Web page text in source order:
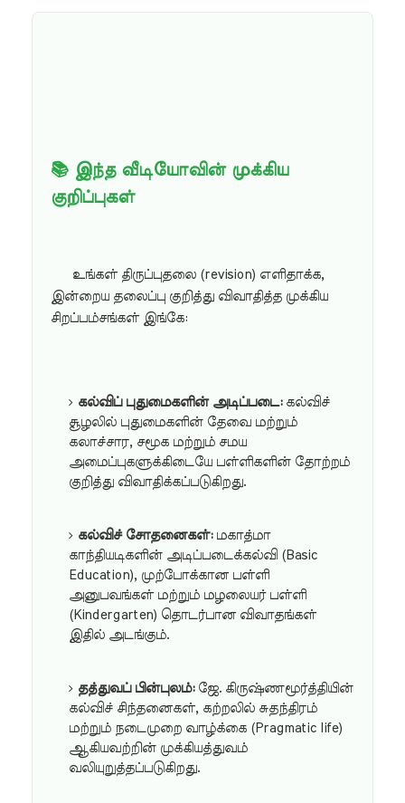
📚 இந்த வீடியோவின் முக்கிய
குறிப்புகள்
உங்கள் திருப்புதலை (revision) எளிதாக்க,
இன்றைய தலைப்பு குறித்து விவாதித்த முக்கிய
சிறப்பம்சங்கள் இங்கே:
கல்விப் புதுமைகளின் அடிப்படை:கல்விச்
சூழலில் புதுமைகளின் தேவை மற்றும்
கலாச்சார, சமூக மற்றும் சமய
அமைப்புகளுக்கிடையே பள்ளிகளின் தோற்றம்
குறித்து விவாதிக்கப்படுகிறது.
கல்விச் சோதனைகள்:மகாத்மா
காந்தியடிகளின் அடிப்படைக்கல்வி (Basic
Education), முற்போக்கான பள்ளி
அனுபவங்கள் மற்றும் மழலையர் பள்ளி
(Kindergarten) தொடர்பான விவாதங்கள்
இதில் அடங்கும்.
தத்துவப் பின்புலம்:ஜே. கிருஷ்ணமூர்த்தியின்
கல்விச் சிந்தனைகள், கற்றலில் சுதந்திரம்
மற்றும் நடைமுறை வாழ்க்கை (Pragmatic life)
ஆகியவற்றின் முக்கியத்துவம்
வலியுறுத்தப்படுகிறது.